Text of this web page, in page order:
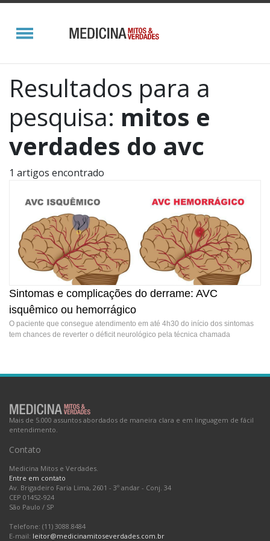
Resultados para a
pesquisa: mitos e
verdades do avc
1 artigos encontrado
ou hemorrágico
Sintomas e complicações do derrame: AVC
isquêmico ou hemorrágico
O paciente que consegue atendimento em até 4h30 do início dos sintomas
tem chances de reverter o déficit neurológico pela técnica chamada
Mais de 5.000 assuntos abordados de maneira clara e em linguagem de fácil
entendimento.
Contato
Medicina Mitos e Verdades.
Entre em contato
Av. Brigadeiro Faria Lima, 2601 - 3º andar - Conj. 34
CEP 01452-924
São Paulo / SP
Telefone: (11) 3088.8484
E-mail: leitor@medicinamitoseverdades.com.br